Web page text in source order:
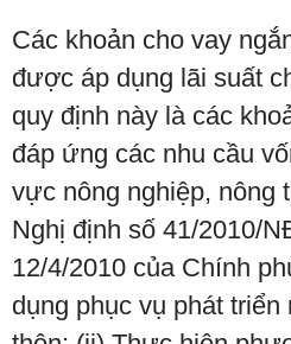
Các khoản cho vay
được áp dụng lãi suất
quy định này là các
đáp ứng các nhu cầu
vực nông nghiệp, nông
Nghị định số 41/2010/
12/4/2010 của Chính
dụng phục vụ phát triển